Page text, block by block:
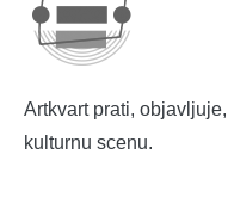
Artkvart prati,
kulturnu scenu.